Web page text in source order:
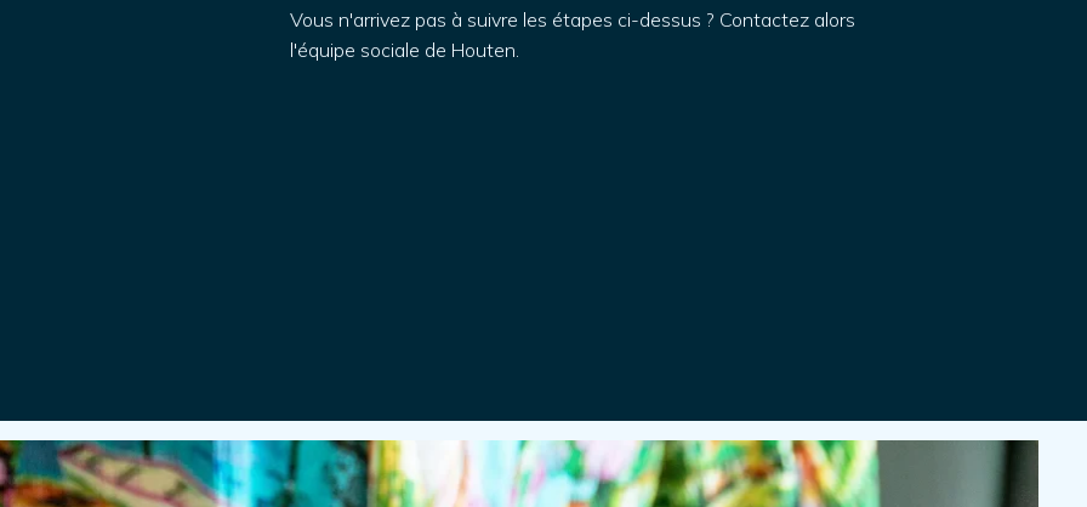
Vous n'arrivez pas à suivre les étapes ci-dessus ? Contactez alors
l'équipe sociale de Houten.